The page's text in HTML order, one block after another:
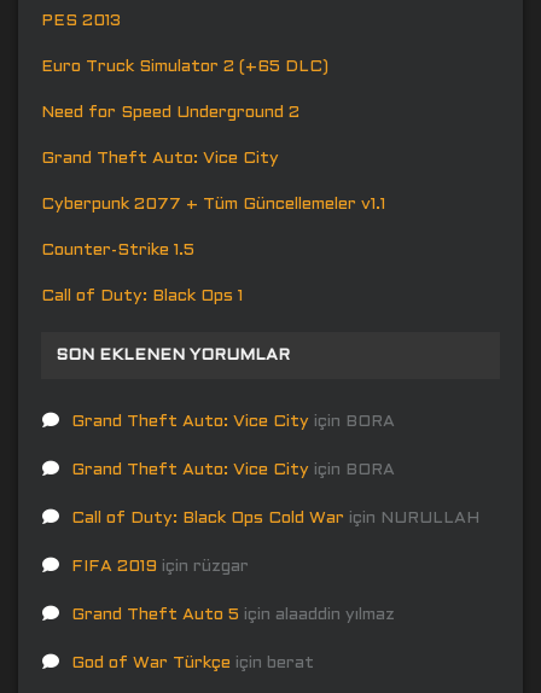
PES 2013
Euro Truck Simulator 2 (+65 DLC)
Need for Speed Underground 2
Grand Theft Auto: Vice City
Cyberpunk 2077 + Tüm Güncellemeler v1.1
Counter-Strike 1.5
Call of Duty: Black Ops 1
SON EKLENEN YORUMLAR
Grand Theft Auto: Vice City için BORA
Grand Theft Auto: Vice City için BORA
Call of Duty: Black Ops Cold War için NURULLAH
FIFA 2019 için rüzgar
Grand Theft Auto 5 için alaaddin yılmaz
God of War Türkçe için berat